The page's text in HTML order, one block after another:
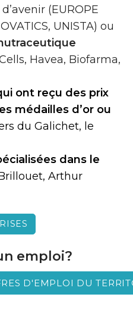
(EUROPE
UNISTA) ou
Havea, Biofarma,
ont reçu des prix
médailles d’or ou
du Galichet, le
dans le
Arthur
emploi?
D'EMPLOI DU